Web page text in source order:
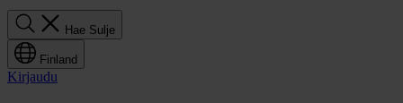
Hae Sulje
Finland
Kirjaudu